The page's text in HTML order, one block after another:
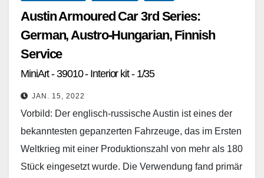
Austin Armoured Car 3rd Series:
German, Austro-Hungarian, Finnish
Service
MiniArt - 39010 - Interior kit - 1/35
JAN. 15, 2022
Vorbild: Der englisch-russische Austin ist eines der
bekanntesten gepanzerten Fahrzeuge, das im Ersten
Weltkrieg mit einer Produktionszahl von mehr als 180
Stück eingesetzt wurde. Die Verwendung fand primär